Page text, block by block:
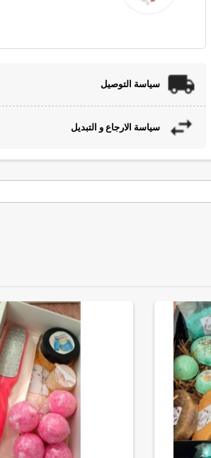
سياسة التوصيل
سياسة الارجاع و التبديل